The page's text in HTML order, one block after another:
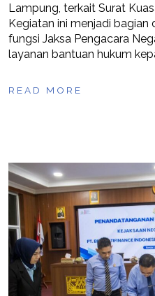
Lampung, terkait Surat
Kegiatan ini menjadi bagian
fungsi Jaksa Pengacara
layanan bantuan hukum
READ MORE